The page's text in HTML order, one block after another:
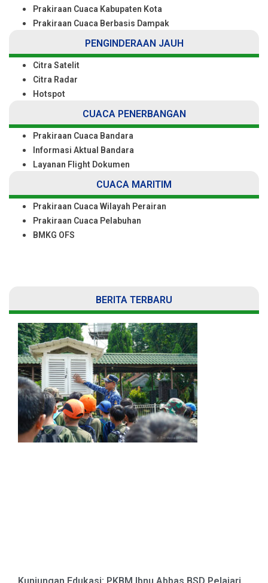
Prakiraan Cuaca Kabupaten Kota
Prakiraan Cuaca Berbasis Dampak
PENGINDERAAN JAUH
Citra Satelit
Citra Radar
Hotspot
CUACA PENERBANGAN
Prakiraan Cuaca Bandara
Informasi Aktual Bandara
Layanan Flight Dokumen
CUACA MARITIM
Prakiraan Cuaca Wilayah Perairan
Prakiraan Cuaca Pelabuhan
BMKG OFS
BERITA TERBARU
Kunjungan Edukasi: PKBM Ibnu Abbas BSD Pelajari